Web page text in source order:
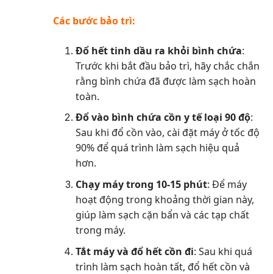
Các bước bảo trì:
Đổ hết tinh dầu ra khỏi bình chứa:
Trước khi bắt đầu bảo trì, hãy chắc chắn
rằng bình chứa đã được làm sạch hoàn
toàn.
Đổ vào bình chứa cồn y tế loại 90 độ:
Sau khi đổ cồn vào, cài đặt máy ở tốc độ
90% để quá trình làm sạch hiệu quả
hơn.
Chạy máy trong 10-15 phút: Để máy
hoạt động trong khoảng thời gian này,
giúp làm sạch cặn bẩn và các tạp chất
trong máy.
Tắt máy và đổ hết cồn đi: Sau khi quá
trình làm sạch hoàn tất, đổ hết cồn và